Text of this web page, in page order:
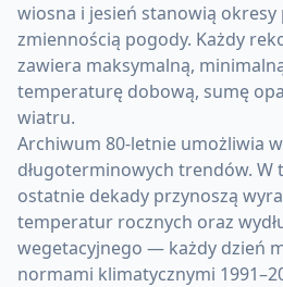
wiosna i jesień stanowią okresy
zmiennością pogody. Każdy
zawiera maksymalną,
temperaturę dobową, sumę
wiatru.
Archiwum 80-letnie umożliwia
długoterminowych trendów. W
ostatnie dekady przynoszą
temperatur rocznych oraz
wegetacyjnego — każdy dzień
normami klimatycznymi